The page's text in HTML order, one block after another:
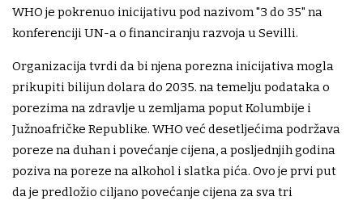
WHO je pokrenuo inicijativu pod nazivom "3 do 35" na
konferenciji UN-a o financiranju razvoja u Sevilli.
Organizacija tvrdi da bi njena porezna inicijativa mogla
prikupiti bilijun dolara do 2035. na temelju podataka o
porezima na zdravlje u zemljama poput Kolumbije i
Južnoafričke Republike. WHO već desetljećima podržava
poreze na duhan i povećanje cijena, a posljednjih godina
poziva na poreze na alkohol i slatka pića. Ovo je prvi put
da je predložio ciljano povećanje cijena za sva tri